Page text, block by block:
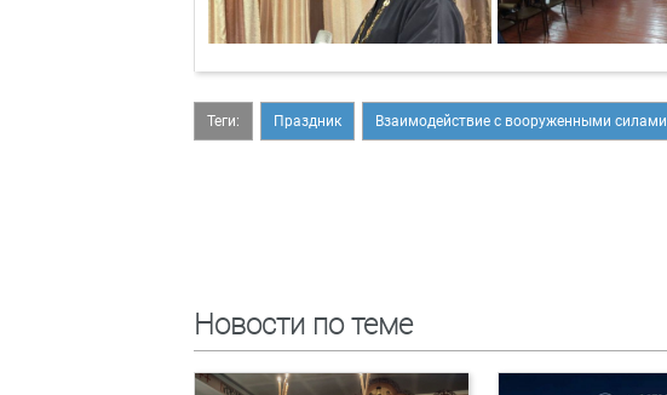
Теги: Праздник Взаимодействие с вооруженными силами
Новости по теме